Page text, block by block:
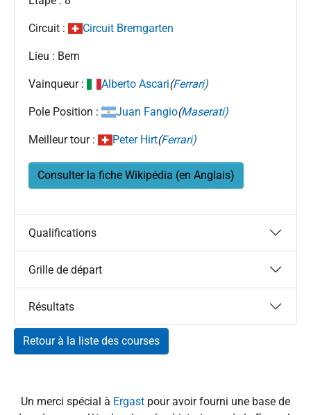
Circuit : Circuit Bremgarten
Lieu : Bern
Vainqueur : Alberto Ascari(Ferrari)
Pole Position : Juan Fangio(Maserati)
Meilleur tour : Peter Hirt(Ferrari)
Consulter la fiche Wikipédia (en Anglais)
Qualifications
Grille de départ
Résultats
Retour à la liste des courses
Un merci spécial à Ergast pour avoir fourni une base de